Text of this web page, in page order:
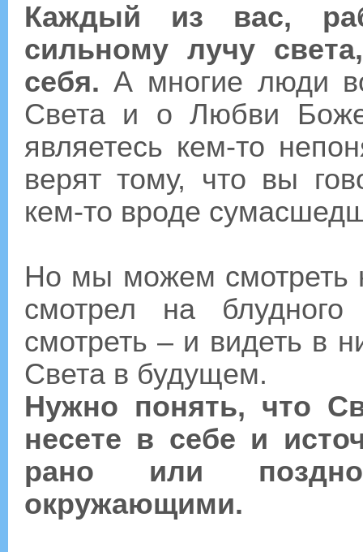
Каждый из вас,
сильному лучу
себя. А многие люди
Света и о Любви
являетесь кем-то
верят тому, что вы
кем-то вроде
Но мы можем смотреть
смотрел на
смотреть – и видеть в
Света в будущем.
Нужно понять, что
несете в себе и
рано или
окружающими.